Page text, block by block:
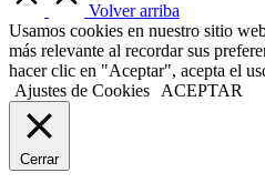
Volver arriba
Usamos cookies en nuestro sitio
más relevante al recordar sus
hacer clic en "Aceptar", acepta el
Ajustes de Cookies
ACEPTAR
Cerrar